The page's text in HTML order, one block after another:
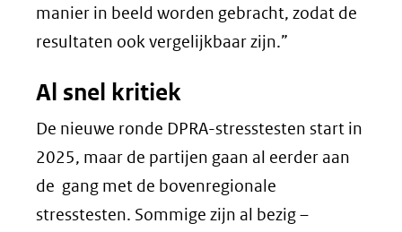
manier in beeld worden gebracht, zodat de
resultaten ook vergelijkbaar zijn.”
Al snel kritiek
De nieuwe ronde DPRA-stresstesten start in
2025, maar de partijen gaan al eerder aan
de gang met de bovenregionale
stresstesten. Sommige zijn al bezig –